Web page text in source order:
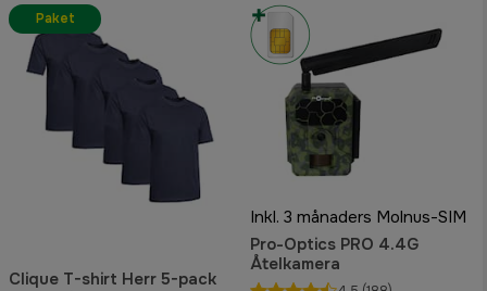
Clique T-shirt Herr 5-pack
Paket
Inkl. 3 månaders Molnus-SIM
Pro-Optics PRO 4.4G
Åtelkamera